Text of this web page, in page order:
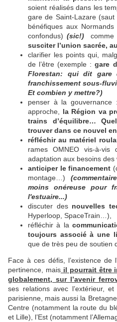
soient réalisés dans les
gare de Saint-Lazare
bénéfiques aux
confondus) (sic!)comme
susciter l’union sacrée,
clarifier les points qui,
de l’être (exemple :gare
Florestan: qui dit gare
franchissement sous-
Et combien y mettre?)
penser à la gouvernance
approche, la Région va
trains d’équilibre…
trouver dans ce nouvel
réfléchir au matériel
rames OMNEO vis-à-vis
adaptation aux besoins
anticiper le financement
montage…)
moins onéreuse pour
l'estuaire...)
discuter des nouvelles
Hyperloop, SpaceTrain…),
réfléchir à la
toujours associé à une
que de très peu de soutien
Face à ces défis, l’existence de
pertinence, maisil pourrait être
globalement, sur l’avenir
ses relations avec l’extérieur,
parisienne, mais aussi la
Centre (notamment la route du
et Lille), l’Est (notamment